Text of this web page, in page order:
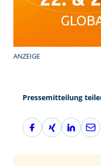
ANZEIGE
Pressemitteilung
F
a
X
i
L
i
E
-